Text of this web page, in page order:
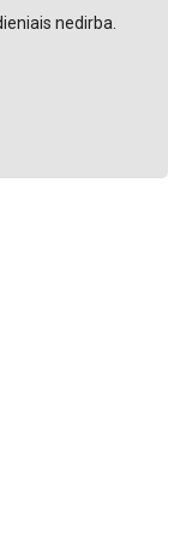
nedirba.